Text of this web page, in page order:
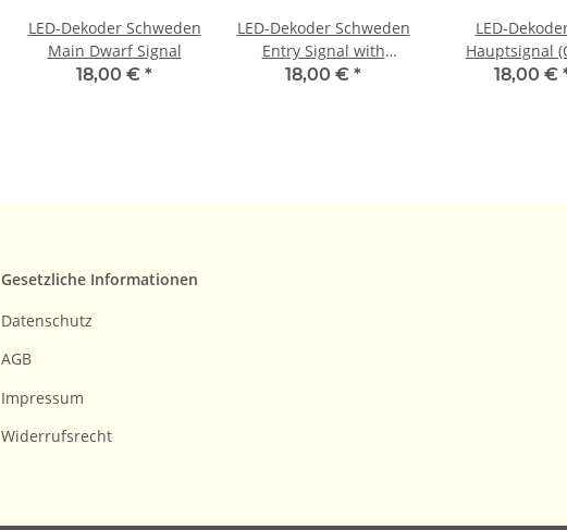
LED-Dekoder Schweden
Main Dwarf Signal
18,00 € *
LED-Dekoder Schweden
Entry Signal with
Distant Signal
18,00 € *
LED-
Hauptsignal
18,00 €
Gesetzliche Informationen
Datenschutz
AGB
Impressum
Widerrufsrecht